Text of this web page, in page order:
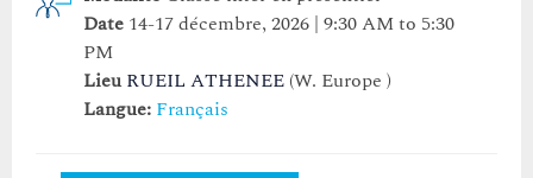
Date 14-17 décembre, 2026 | 9:30 AM to 5:30
PM
Lieu RUEIL ATHENEE (W. Europe )
Langue: Français